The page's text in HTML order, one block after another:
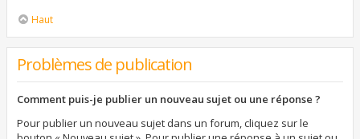
Haut
Problèmes de publication
Comment puis-je publier un nouveau sujet ou une réponse ?
Pour publier un nouveau sujet dans un forum, cliquez sur le